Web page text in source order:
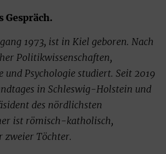
Gespräch.
1973, ist in Kiel geboren. Nach
Politikwissenschaften,
und Psychologie studiert. Seit 2019
in Schleswig-Holstein und
des nördlichsten
ist römisch-katholisch,
zweier Töchter.